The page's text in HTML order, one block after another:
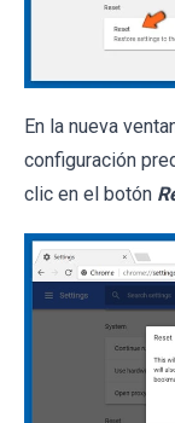
En la nueva
configuración
clic en el botón